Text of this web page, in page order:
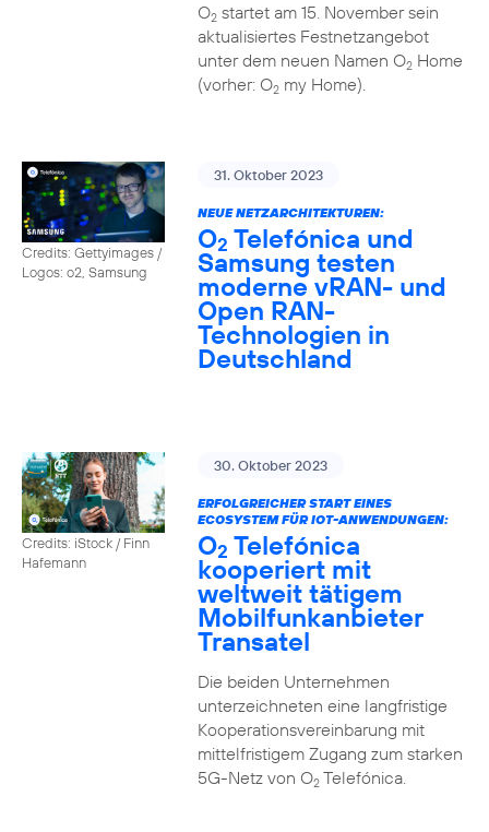
O2startet am 15. November sein
aktualisiertes Festnetzangebot
unter dem neuen Namen O2Home
(vorher: O2my Home).
Credits: Gettyimages /
Logos: o2, Samsung
31. Oktober 2023
NEUE NETZARCHITEKTUREN:
O2 Telefónica und
Samsung testen
moderne vRAN- und
Open RAN-
Technologien in
Deutschland
Credits: iStock / Finn
Hafemann
30. Oktober 2023
ERFOLGREICHER START EINES
ECOSYSTEM FÜR IOT-ANWENDUNGEN:
O2 Telefónica
kooperiert mit
weltweit tätigem
Mobilfunkanbieter
Transatel
Die beiden Unternehmen
unterzeichneten eine langfristige
Kooperationsvereinbarung mit
mittelfristigem Zugang zum starken
5G-Netz von O2Telefónica.